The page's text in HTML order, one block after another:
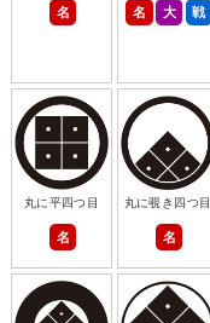
名 名 大 戦
丸に平四つ目
名
丸に覗き四つ目
名